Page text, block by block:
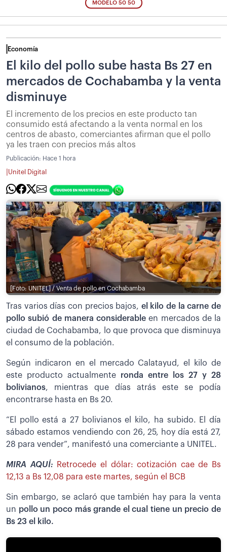
MODELO 50 50
Economía
El kilo del pollo sube hasta Bs 27 en
mercados de Cochabamba y la venta
disminuye
El incremento de los precios en este producto tan
consumido está afectando a la venta normal en los
centros de abasto, comerciantes afirman que el pollo
ya les traen con precios más altos
Publicación: Hace 1 hora
Unitel Digital
[Foto: UNITEL] / Venta de pollo en Cochabamba
Tras varios días con precios bajos, el kilo de la carne de
pollo subió de manera considerableen mercados de la
ciudad de Cochabamba, lo que provoca que disminuya
el consumo de la población.
Según indicaron en el mercado Calatayud, el kilo de
este producto actualmente ronda entre los 27 y 28
bolivianos, mientras que días atrás este se podía
encontrarse hasta en Bs 20.
“El pollo está a 27 bolivianos el kilo, ha subido. El día
sábado estamos vendiendo con 26, 25, hoy día está 27,
28 para vender”, manifestó una comerciante a UNITEL.
MIRA AQUÍ:
Retrocede el dólar: cotización cae de Bs
12,13 a Bs 12,08 para este martes, según el BCB
Sin embargo, se aclaró que también hay para la venta
un pollo un poco más grande el cual tiene un precio de
Bs 23 el kilo.